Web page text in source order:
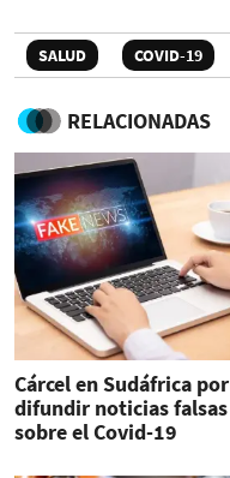
SALUD COVID-19
RELACIONADAS
Cárcel en Sudáfrica por
difundir noticias falsas
sobre el Covid-19